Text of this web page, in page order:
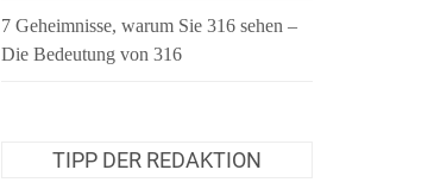
7 Geheimnisse, warum Sie 316 sehen –
Die Bedeutung von 316
TIPP DER REDAKTION